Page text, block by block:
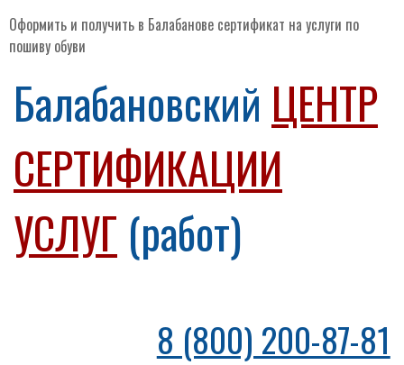
Оформить и получить в Балабанове сертификат на услуги по
пошиву обуви
Балабановский ЦЕНТР
СЕРТИФИКАЦИИ
УСЛУГ (работ)
8 (800) 200-87-81